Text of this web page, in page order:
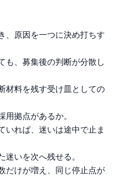
、原因を一つに決め打ちす
も、募集後の判断が分散し
材料を残す受け皿としての
拠点があるか。
いれば、迷いは途中で止ま
いを次へ残せる。
だけが増え、同じ停止点が